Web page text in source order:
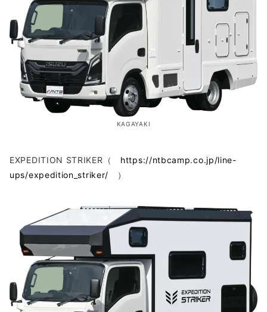
KAGAYAKI
EXPEDITION STRIKER（ https://ntbcamp.co.jp/line-
ups/expedition_striker/ ）